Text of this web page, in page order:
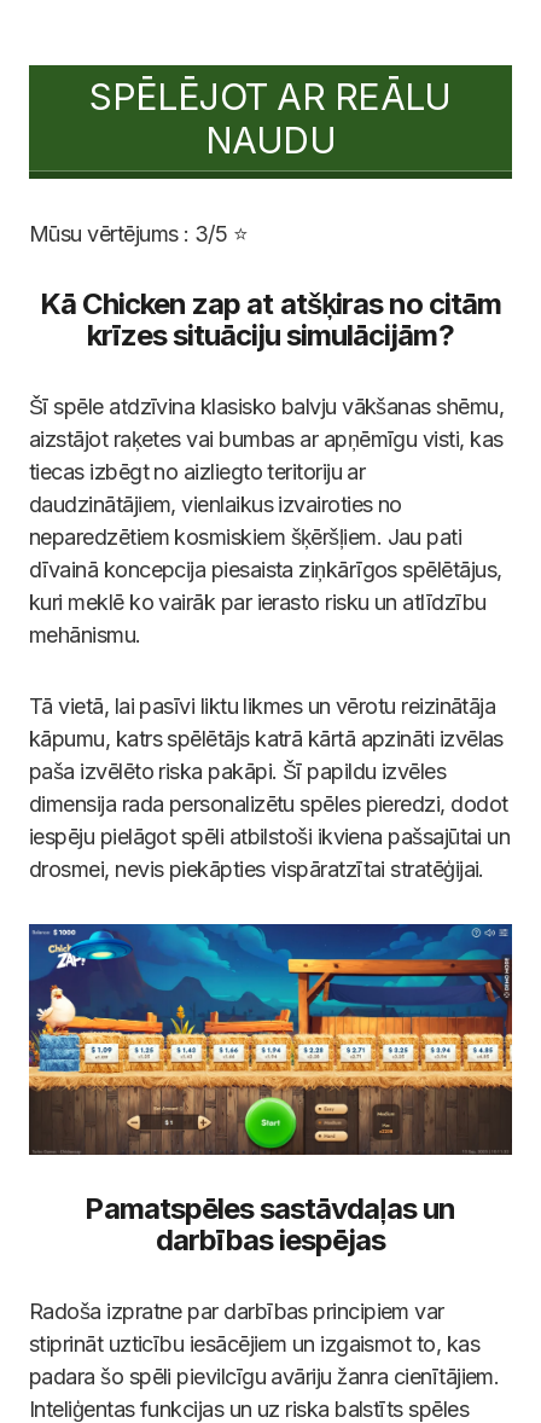
SPĒLĒJOT AR REĀLU
NAUDU
Mūsu vērtējums : 3/5 ⭐
Kā Chicken zap at atšķiras no citām
krīzes situāciju simulācijām?
Šī spēle atdzīvina klasisko balvju vākšanas shēmu,
aizstājot raķetes vai bumbas ar apņēmīgu visti, kas
tiecas izbēgt no aizliegto teritoriju ar
daudzinātājiem, vienlaikus izvairoties no
neparedzētiem kosmiskiem šķēršļiem. Jau pati
dīvainā koncepcija piesaista ziņkārīgos spēlētājus,
kuri meklē ko vairāk par ierasto risku un atlīdzību
mehānismu.
Tā vietā, lai pasīvi liktu likmes un vērotu reizinātāja
kāpumu, katrs spēlētājs katrā kārtā apzināti izvēlas
paša izvēlēto riska pakāpi. Šī papildu izvēles
dimensija rada personalizētu spēles pieredzi, dodot
iespēju pielāgot spēli atbilstoši ikviena pašsajūtai un
drosmei, nevis piekāpties vispāratzītai stratēģijai.
Pamatspēles sastāvdaļas un
darbības iespējas
Radoša izpratne par darbības principiem var
stiprināt uzticību iesācējiem un izgaismot to, kas
padara šo spēli pievilcīgu avāriju žanra cienītājiem.
Inteliģentas funkcijas un uz riska balstīts spēles